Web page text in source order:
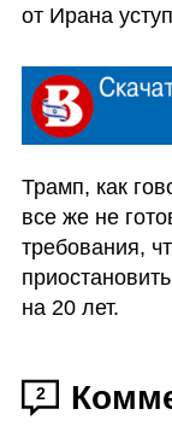
от Ирана
Трамп, как
все же не
требования,
на 20 лет.
2